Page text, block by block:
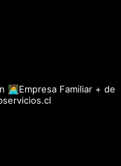
👩‍💻Empresa Familiar + de